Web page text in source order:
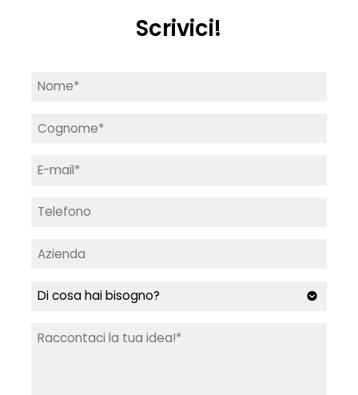
Scrivici!